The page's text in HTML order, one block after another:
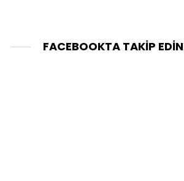
FACEBOOKTA TAKIP EDIN